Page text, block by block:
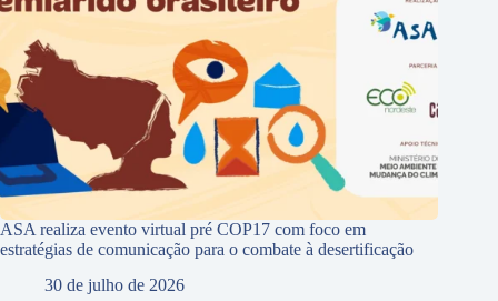
ASA realiza evento virtual pré COP17 com foco em
estratégias de comunicação para o combate à desertificação
30 de julho de 2026